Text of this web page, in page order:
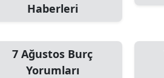
Haberleri
7 Ağustos Burç
Yorumları